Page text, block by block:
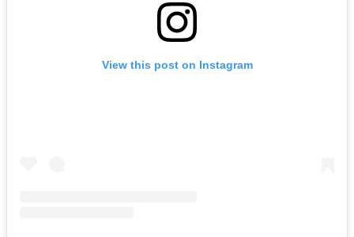
View this post on Instagram